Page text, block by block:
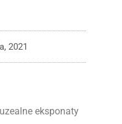
2021
eksponaty